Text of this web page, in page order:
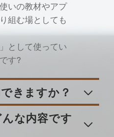
いの教材やアプ
組む場としても
として使ってい
す?
きますか？
な内容です